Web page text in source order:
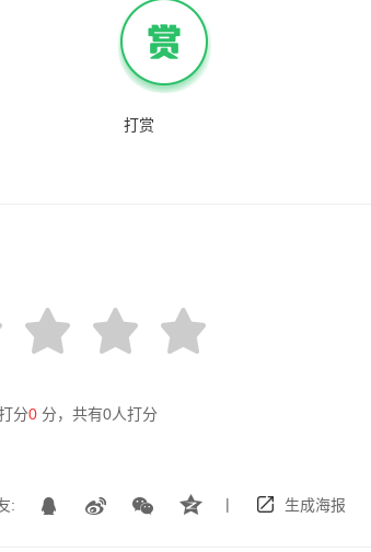
打赏
分0 分，共有0人打分
: | 生成海报